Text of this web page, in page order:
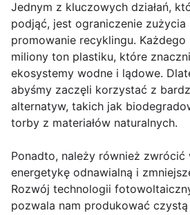
Jednym z kluczowych działań,
podjąć, jest ograniczenie zużycia
promowanie recyklingu.
miliony ton plastiku, które
ekosystemy wodne i lądowe.
abyśmy zaczęli korzystać z
alternatyw, takich jak
torby z materiałów naturalnych.
Ponadto, należy również zwrócić
energetykę odnawialną i
Rozwój technologii
pozwala nam produkować